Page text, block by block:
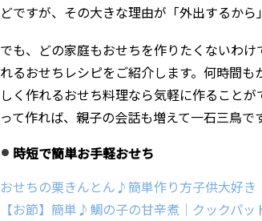
どですが、その大きな理由が「外出するから
でも、どの家庭もおせちを作りたくないわ
れるおせちレシピをご紹介します。何時間
しく作れるおせち料理なら気軽に作ること
って作れば、親子の会話も増えて一石三鳥です
時短で簡単お手軽おせち
おせちの栗きんとん♪簡単作り方子供大好き
【お節】簡単♪鯛の子の甘辛煮｜クックパッ